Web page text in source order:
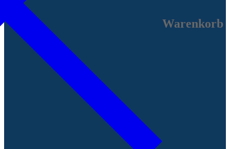
Warenkorb